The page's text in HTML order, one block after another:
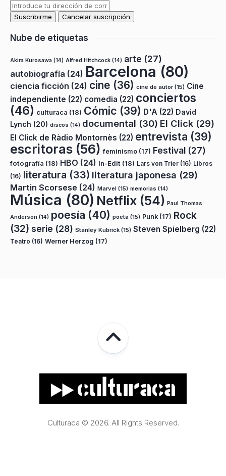
Nube de etiquetas
Akira Kurosawa (14) Alfred Hitchcock (14) arte (27)
autobiografía (24) Barcelona (80)
ciencia ficción (24) cine (36) cine de autor(15) Cine
independiente (22) comedia (22) conciertos
(46) culturaca (18) Cómic (39) D'A (22) David
Lynch (20) discos (14) documental (30) El Click (29)
El Click de Ràdio Montornès (22) entrevista (39)
escritoras (56) feminismo (17) Festival (27)
fotografía (18) HBO (24) In-Edit (18) Lars von Trier (16) Libros
(16) literatura (33) literatura japonesa (29)
Martin Scorsese (24) Marvel (15) memorias (14)
Música (80) Netflix (54) Paul Thomas
Anderson (14) poesía (40) poeta (15) Punk (17) Rock
(32) serie (28) Stanley Kubrick (15) Steven Spielberg (22)
Teatro (16) Werner Herzog (17)
Culturaca © 2026. All Rights Reserved.